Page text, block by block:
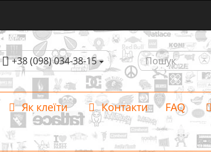
+38 (098) 034-38-15
Як клеїти Контакти FAQ